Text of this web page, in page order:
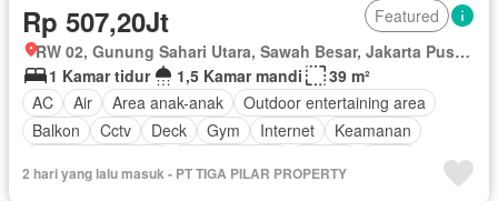
Rp 507,20Jt
Featured
RW 02, Gunung Sahari Utara, Sawah Besar, Jakarta Pusat, Daerah Khusus Ibukota Jakarta
1 Kamar tidur
1,5 Kamar mandi
39 m²
AC
Air Area anak-anak
Outdoor entertaining area
Balkon
Cctv Deck Gym Internet
Keamanan
Fully fenced
Secure parking Rumah jaga
2 hari yang lalu masuk - PT TIGA PILAR PROPERTY